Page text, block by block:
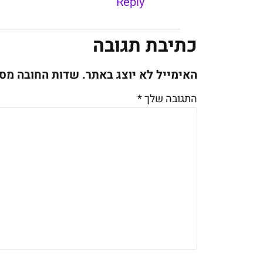
כתיבת תגובה
האימייל לא יוצג באתר. שדות החובה
התגובה שלך*